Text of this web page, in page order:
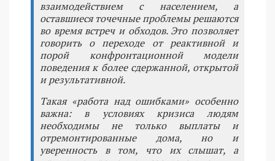
взаимодействием с населением, а
оставшиеся точечные проблемы решаются
во время встреч и обходов. Это позволяет
говорить о переходе от реактивной и
порой конфронтационной модели
поведения к более сдержанной, открытой
и результативной.
Такая «работа над ошибками» особенно
важна: в условиях кризиса людям
необходимы не только выплаты и
отремонтированные дома, но и
уверенность в том, что их слышат, а